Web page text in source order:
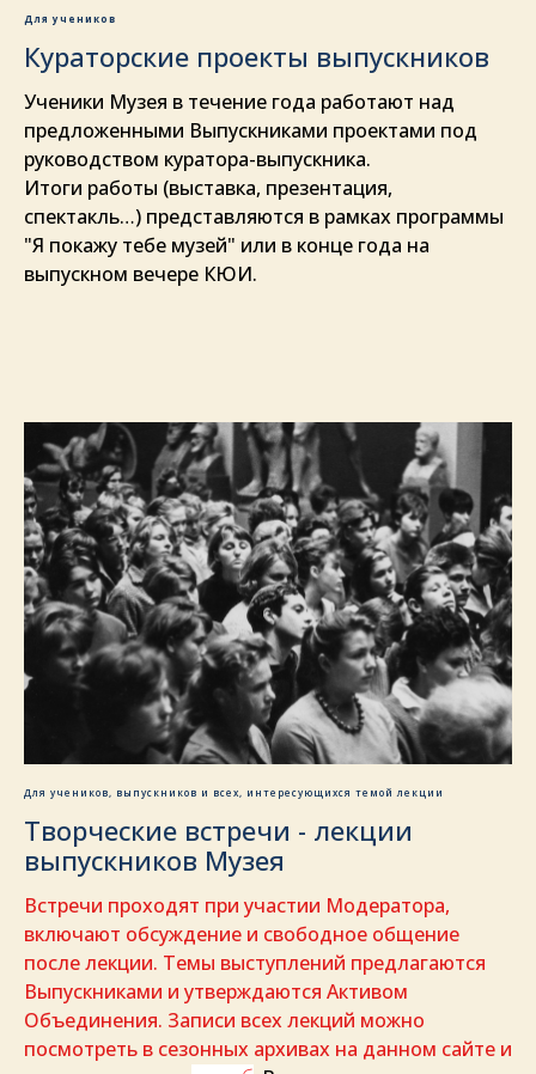
Для учеников
Кураторские проекты выпускников
Ученики Музея в течение года работают над
предложенными Выпускниками проектами под
руководством куратора-выпускника.
Итоги работы (выставка, презентация,
спектакль…) представляются в рамках программы
"Я покажу тебе музей" или в конце года на
выпускном вечере КЮИ.
Для учеников, выпускников и всех, интересующихся темой лекции
Творческие встречи - лекции
выпускников Музея
Встречи проходят при участии Модератора,
включают обсуждение и свободное общение
после лекции. Темы выступлений предлагаются
Выпускниками и утверждаются Активом
Объединения. Записи всех лекций можно
посмотреть в сезонных архивах на данном сайте и